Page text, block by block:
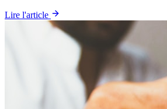
Lire l'article